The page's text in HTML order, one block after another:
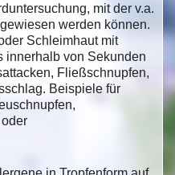
mit der v.a.
werden können.
Schleimhaut mit
innerhalb von Sekunden
Fließschnupfen,
Beispiele für